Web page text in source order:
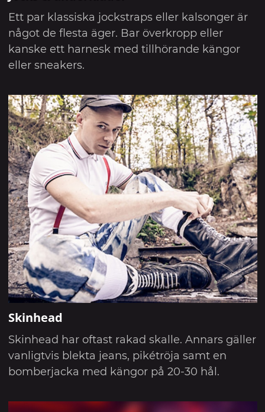
Ett par klassiska jockstraps eller kalsonger är
något de flesta äger. Bar överkropp eller
kanske ett harnesk med tillhörande kängor
eller sneakers.
Skinhead
Skinhead har oftast rakad skalle. Annars gäller
vanligtvis blekta jeans, pikétröja samt en
bomberjacka med kängor på 20-30 hål.